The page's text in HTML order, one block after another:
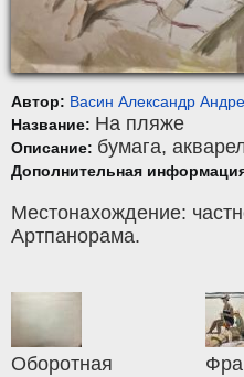
Автор: Васин Александр
Название: На пляже
Описание: бумага,
Дополнительная
Местонахождение:
Артпанорама.
Оборотная